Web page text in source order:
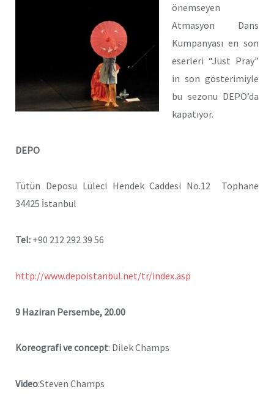
önemseyen
Atmasyon Dans
Kumpanyası en son
eserleri “Just Pray”
in son gösterimiyle
bu sezonu DEPO’da
kapatıyor.
DEPO
Tütün Deposu Lüleci Hendek Caddesi No.12 Tophane
34425 İstanbul
Tel: +90 212 292 39 56
http://www.depoistanbul.net/tr/index.asp
9 Haziran Persembe, 20.00
Koreografi ve concept: Dilek Champs
Video:Steven Champs